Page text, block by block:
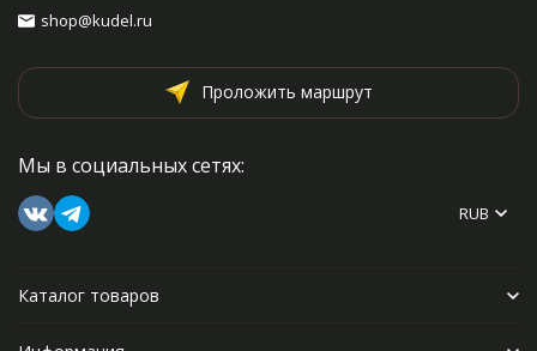
shop@kudel.ru
Проложить маршрут
Мы в социальных сетях:
RUB
Каталог товаров